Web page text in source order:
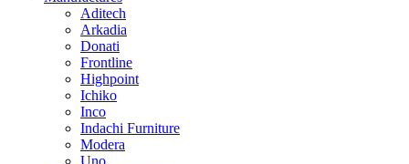
Aditech
Arkadia
Donati
Frontline
Highpoint
Ichiko
Inco
Indachi Furniture
Modera
Uno